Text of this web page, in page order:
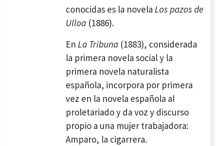
conocidas es la novela Los pazos de
Ulloa(1886).
En La Tribuna(1883), considerada
la primera novela social y la
primera novela naturalista
española, incorpora por primera
vez en la novela española al
proletariado y da voz y discurso
propio a una mujer trabajadora:
Amparo, la cigarrera.